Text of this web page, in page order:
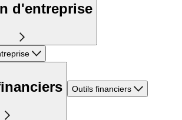
d'entreprise
Outils financiers